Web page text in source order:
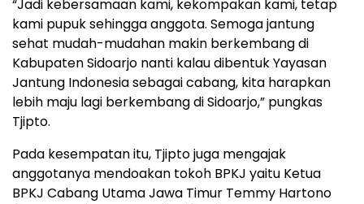
“Jadi kebersamaan kami, kekompakan kami, tetap
kami pupuk sehingga anggota. Semoga jantung
sehat mudah-mudahan makin berkembang di
Kabupaten Sidoarjo nanti kalau dibentuk Yayasan
Jantung Indonesia sebagai cabang, kita harapkan
lebih maju lagi berkembang di Sidoarjo,” pungkas
Tjipto.
Pada kesempatan itu, Tjipto juga mengajak
anggotanya mendoakan tokoh BPKJ yaitu Ketua
BPKJ Cabang Utama Jawa Timur Temmy Hartono